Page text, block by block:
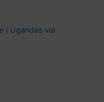
i Ugandas val